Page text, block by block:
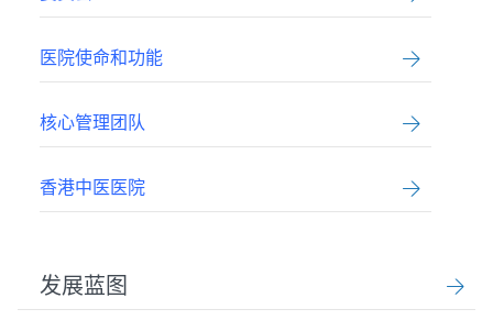
医院使命和功能
核心管理团队
香港中医医院
发展蓝图